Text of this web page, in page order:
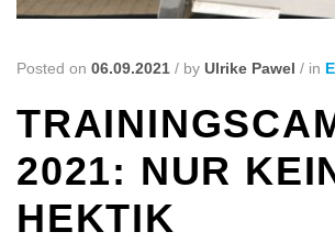
Posted on 06.09.2021 / by Ulrike Pawel / in
2021: NUR
HEKTIK